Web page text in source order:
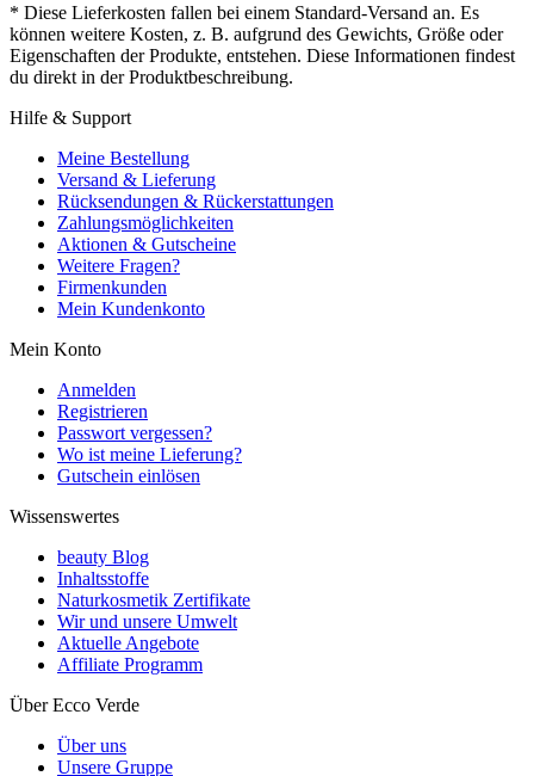
* Diese Lieferkosten fallen bei einem Standard-Versand an. Es
können weitere Kosten, z. B. aufgrund des Gewichts, Größe oder
Eigenschaften der Produkte, entstehen. Diese Informationen findest
du direkt in der Produktbeschreibung.
Hilfe & Support
Meine Bestellung
Versand & Lieferung
Rücksendungen & Rückerstattungen
Zahlungsmöglichkeiten
Aktionen & Gutscheine
Weitere Fragen?
Firmenkunden
Mein Kundenkonto
Mein Konto
Anmelden
Registrieren
Passwort vergessen?
Wo ist meine Lieferung?
Gutschein einlösen
Wissenswertes
beauty Blog
Inhaltsstoffe
Naturkosmetik Zertifikate
Wir und unsere Umwelt
Aktuelle Angebote
Affiliate Programm
Über Ecco Verde
Über uns
Unsere Gruppe